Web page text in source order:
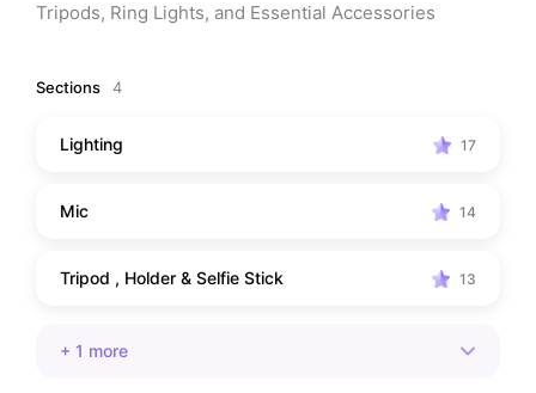
Tripods, Ring Lights, and Essential Accessories
Sections 4
Lighting 17
Mic 14
Tripod , Holder & Selfie Stick 13
+ 1 more